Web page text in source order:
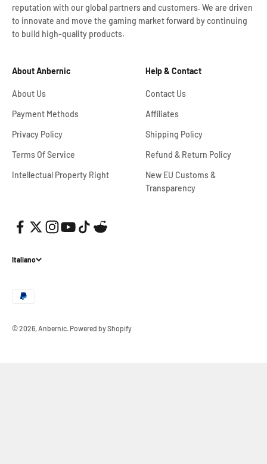
reputation with our global partners and customers. We are driven
to innovate and move the gaming market forward by continuing
to build high-quality products.
About Anbernic
About Us
Payment Methods
Privacy Policy
Terms Of Service
Intellectual Property Right
Help & Contact
Contact Us
Affiliates
Shipping Policy
Refund & Return Policy
New EU Customs &
Transparency
Italiano
© 2026, Anbernic. Powered by Shopify